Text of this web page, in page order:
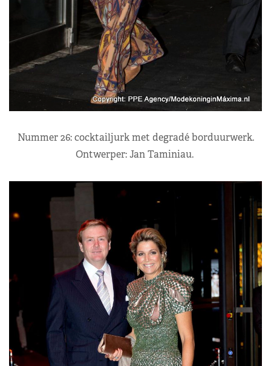
Nummer 26: cocktailjurk met degradé borduurwerk.
Ontwerper: Jan Taminiau.